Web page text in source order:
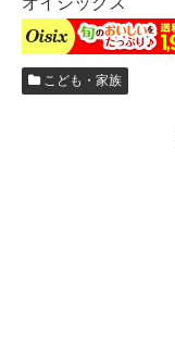
こども・家族